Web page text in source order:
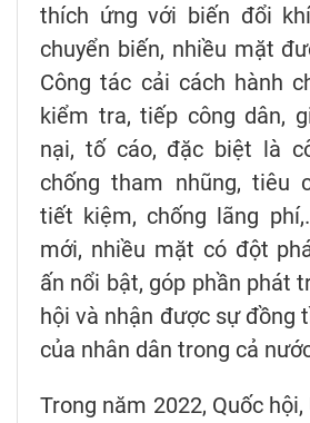
thích ứng với biến đổi
chuyển biến, nhiều mặt
Công tác cải cách hành
kiểm tra, tiếp công dân,
nại, tố cáo, đặc biệt là
chống tham nhũng, tiêu
tiết kiệm, chống lãng
mới, nhiều mặt có đột
ấn nổi bật, góp phần phát
hội và nhận được sự đồng
của nhân dân trong cả
Trong năm 2022, Quốc